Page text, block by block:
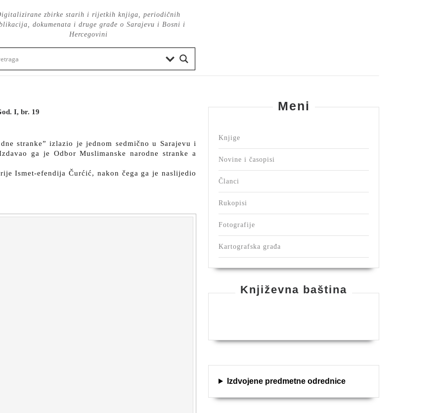
zbirke starih i rijetkih knjiga, periodičnih
dokumenata i druge građe o Sarajevu i Bosni i
Hercegovini
I, br. 19
stranke” izlazio je jednom sedmično u Sarajevu i
ga je Odbor Muslimanske narodne stranke a
Ismet-efendija Čurćić, nakon čega ga je naslijedio
Meni
Knjige
Novine i časopisi
Članci
Rukopisi
Fotografije
Kartografska građa
Književna baština
Izdvojene predmetne odrednice